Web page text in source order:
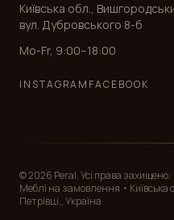
Київська обл.,
вул. Дубровського 8-б
Mo-Fr, 9:00–18:00
INSTAGRAM FACEBOOK
© 2026 Peral. Усі права захищено.
Меблі на замовлення • Київська
Петрівці,, Україна